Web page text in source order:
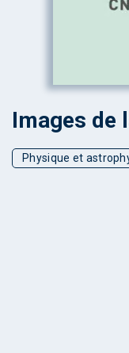
Images de
Physique et